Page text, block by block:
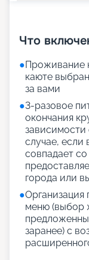
Что
●Проживание
каюте
за вами
●3-разовое
окончания
зависимости
случае, если
совпадает
города или
●Организация
меню (выбор
заранее) с